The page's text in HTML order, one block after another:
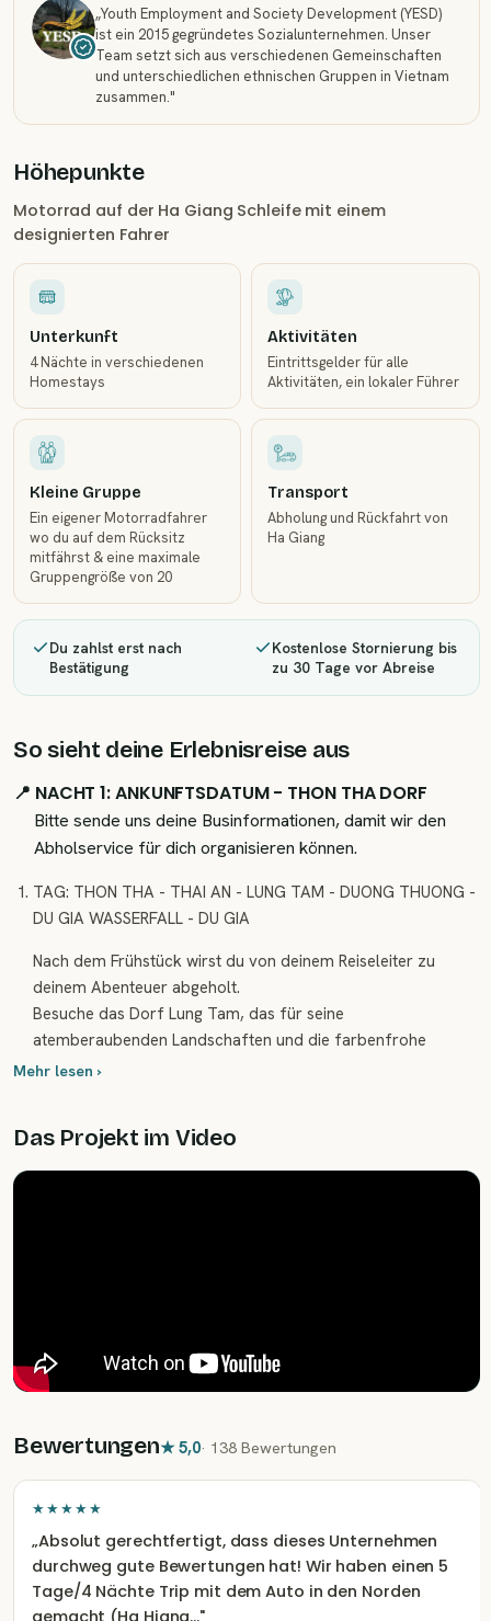
„Youth Employment and Society Development (YESD)
ist ein 2015 gegründetes Sozialunternehmen. Unser
Team setzt sich aus verschiedenen Gemeinschaften
und unterschiedlichen ethnischen Gruppen in Vietnam
zusammen."
Höhepunkte
Motorrad auf der Ha Giang Schleife mit einem
designierten Fahrer
Unterkunft
4 Nächte in verschiedenen
Homestays
Aktivitäten
Eintrittsgelder für alle
Aktivitäten, ein lokaler Führer
Kleine Gruppe
Ein eigener Motorradfahrer
wo du auf dem Rücksitz
mitfährst & eine maximale
Gruppengröße von 20
Transport
Abholung und Rückfahrt von
Ha Giang
Du zahlst erst nach
Bestätigung
Kostenlose Stornierung bis
zu 30 Tage vor Abreise
So sieht deine Erlebnisreise aus
📍 NACHT 1: ANKUNFTSDATUM - THON THA DORF
Bitte sende uns deine Businformationen, damit wir den
Abholservice für dich organisieren können.
TAG: THON THA - THAI AN - LUNG TAM - DUONG THUONG -
DU GIA WASSERFALL - DU GIA
Nach dem Frühstück wirst du von deinem Reiseleiter zu
deinem Abenteuer abgeholt.
Besuche das Dorf Lung Tam, das für seine
atemberaubenden Landschaften und die farbenfrohe
Kleidung der H'Mong-Frauen bekannt ist, die dank ihrer
friedliche Landschaft und seinen Wasserfall bekannt ist, in
dem du auf Wunsch ein erfrischendes Bad nehmen kannst.
Mehr lesen ›
Das Projekt im Video
Bewertungen★5,0· 138 Bewertungen
★★★★★
„Absolut gerechtfertigt, dass dieses Unternehmen
durchweg gute Bewertungen hat! Wir haben einen 5
Tage/4 Nächte Trip mit dem Auto in den Norden
gemacht (Ha Hiang…"